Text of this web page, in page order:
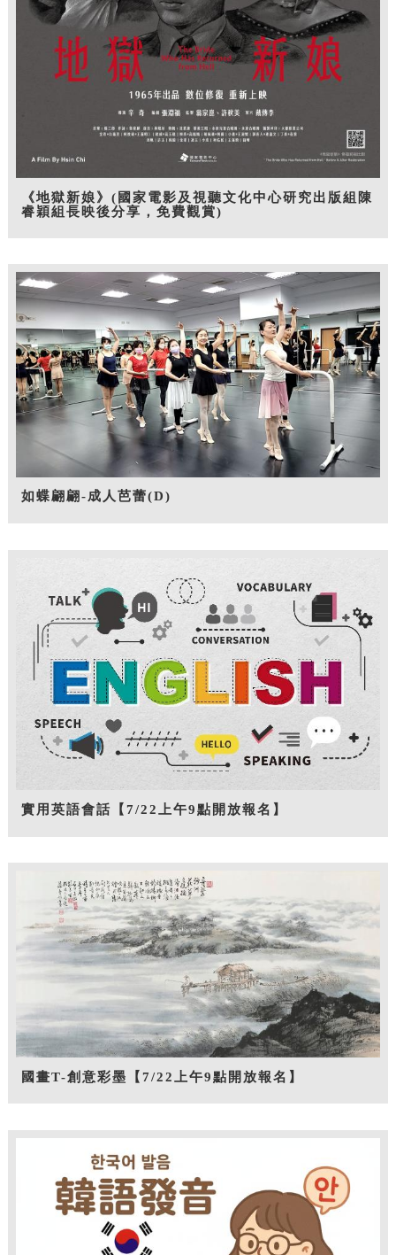
《地獄新娘》(國家電影及視聽文化中心研究出版組陳
睿穎組長映後分享，免費觀賞)
如蝶翩翩-成人芭蕾(D)
實用英語會話【7/22上午9點開放報名】
國畫T-創意彩墨【7/22上午9點開放報名】